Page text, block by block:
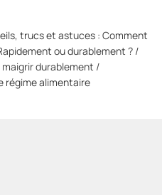
trucs et astuces : Comment
ou durablement ? /
durablement /
régime alimentaire